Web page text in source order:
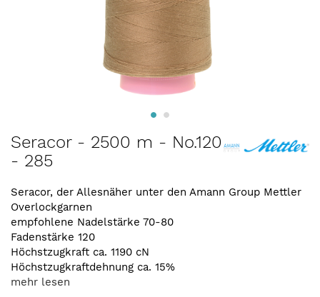
Anfang
der
springen
Seracor - 2500 m - No.120
- 285
Seracor, der Allesnäher unter den Amann Group Mettler
Overlockgarnen
empfohlene Nadelstärke 70-80
Fadenstärke 120
Höchstzugkraft ca. 1190 cN
Höchstzugkraftdehnung ca. 15%
mehr lesen